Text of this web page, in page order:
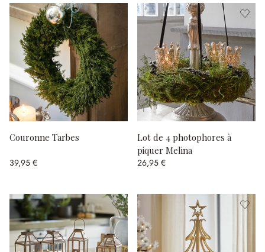
Couronne Tarbes
39,95 €
Lot de 4 photophores à
piquer Melina
26,95 €